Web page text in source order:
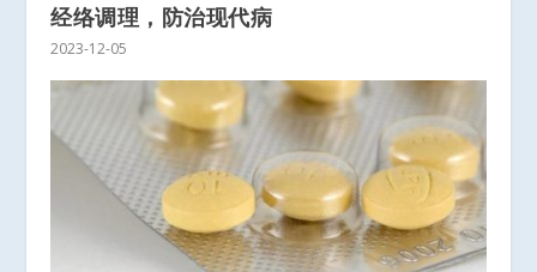
经络调理，防治现代病
2023-12-05